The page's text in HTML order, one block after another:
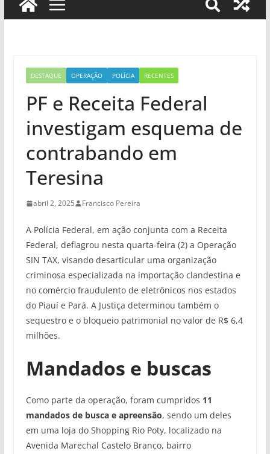
DESTAQUE OPERAÇÃO POLÍCIA RECENTES
PF e Receita Federal
investigam esquema de
contrabando em
Teresina
abril 2, 2025 Francisco Pereira
A Polícia Federal, em ação conjunta com a Receita
Federal, deflagrou nesta quarta-feira (2) a Operação
SIN TAX, visando desarticular uma organização
criminosa especializada na importação clandestina e
no comércio fraudulento de eletrônicos nos estados
do Piauí e Pará. A Justiça determinou também o
sequestro e o bloqueio patrimonial no valor de R$ 6,4
milhões.
Mandados e buscas
Como parte da operação, foram cumpridos 11
mandados de busca e apreensão, sendo um deles
em uma loja do Shopping Rio Poty, localizado na
Avenida Marechal Castelo Branco, bairro